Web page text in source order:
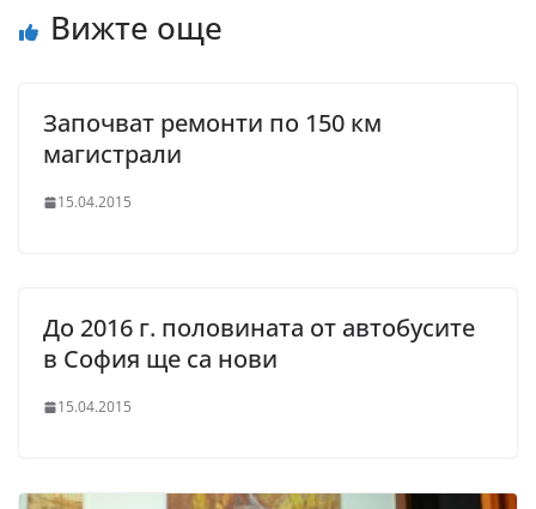
Вижте още
Започват ремонти по 150 км
магистрали
15.04.2015
До 2016 г. половината от автобусите
в София ще са нови
15.04.2015